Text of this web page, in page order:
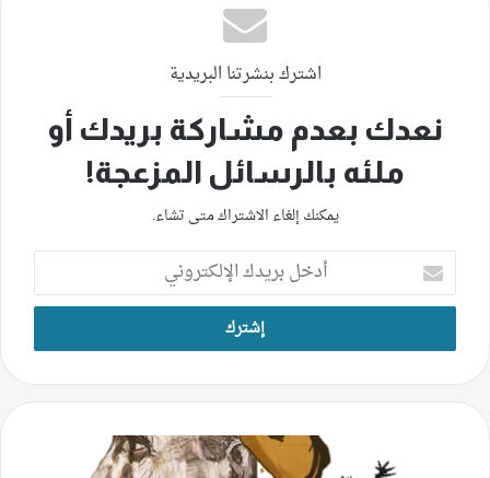
اشترك بنشرتنا البريدية
نعدك بعدم مشاركة بريدك أو
ملئه بالرسائل المزعجة!
يمكنك إلغاء الاشتراك متى تشاء.
أدخل
بريدك
الإلكتروني